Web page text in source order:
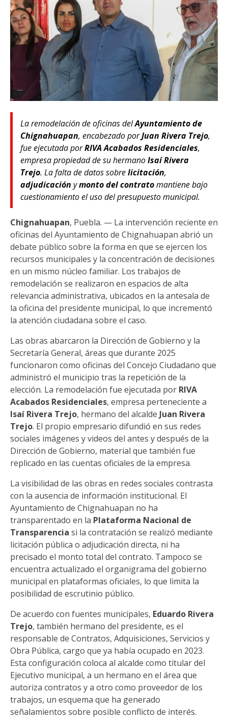
La remodelación de oficinas delAyuntamiento de
Chignahuapan, encabezado porJuan Rivera Trejo,
fue ejecutada porRIVA Acabados Residenciales,
empresa propiedad de su hermanoIsaí Rivera
Trejo. La falta de datos sobrelicitación,
adjudicación ymonto del contratomantiene bajo
cuestionamiento el uso del presupuesto municipal.
Chignahuapan, Puebla. — La intervención reciente en
oficinas del Ayuntamiento de Chignahuapan abrió un
debate público sobre la forma en que se ejercen los
recursos municipales y la concentración de decisiones
en un mismo núcleo familiar. Los trabajos de
remodelación se realizaron en espacios de alta
relevancia administrativa, ubicados en la antesala de
la oficina del presidente municipal, lo que incrementó
la atención ciudadana sobre el caso.
Las obras abarcaron la Dirección de Gobierno y la
Secretaría General, áreas que durante 2025
funcionaron como oficinas del Concejo Ciudadano que
administró el municipio tras la repetición de la
elección. La remodelación fue ejecutada por RIVA
Acabados Residenciales, empresa perteneciente a
Isaí Rivera Trejo, hermano del alcalde Juan Rivera
Trejo. El propio empresario difundió en sus redes
sociales imágenes y videos del antes y después de la
Dirección de Gobierno, material que también fue
replicado en las cuentas oficiales de la empresa.
La visibilidad de las obras en redes sociales contrasta
con la ausencia de información institucional. El
Ayuntamiento de Chignahuapan no ha
transparentado en la Plataforma Nacional de
Transparencia si la contratación se realizó mediante
licitación pública o adjudicación directa, ni ha
precisado el monto total del contrato. Tampoco se
encuentra actualizado el organigrama del gobierno
municipal en plataformas oficiales, lo que limita la
posibilidad de escrutinio público.
De acuerdo con fuentes municipales, Eduardo Rivera
Trejo, también hermano del presidente, es el
responsable de Contratos, Adquisiciones, Servicios y
Obra Pública, cargo que ya había ocupado en 2023.
Esta configuración coloca al alcalde como titular del
Ejecutivo municipal, a un hermano en el área que
autoriza contratos y a otro como proveedor de los
trabajos, un esquema que ha generado
señalamientos sobre posible conflicto de interés.